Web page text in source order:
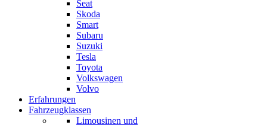
Seat
Skoda
Smart
Subaru
Suzuki
Tesla
Toyota
Volkswagen
Volvo
Erfahrungen
Fahrzeugklassen
Limousinen und